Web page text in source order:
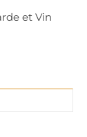
et Vin